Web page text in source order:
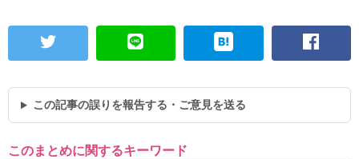
この記事の誤りを報告する・ご意見を送る
このまとめに関するキーワード